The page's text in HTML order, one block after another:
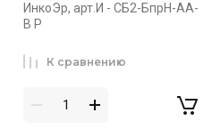
ИнкоЭр, арт.И - СБ2-БпрН-АА-
В Р
К сравнению